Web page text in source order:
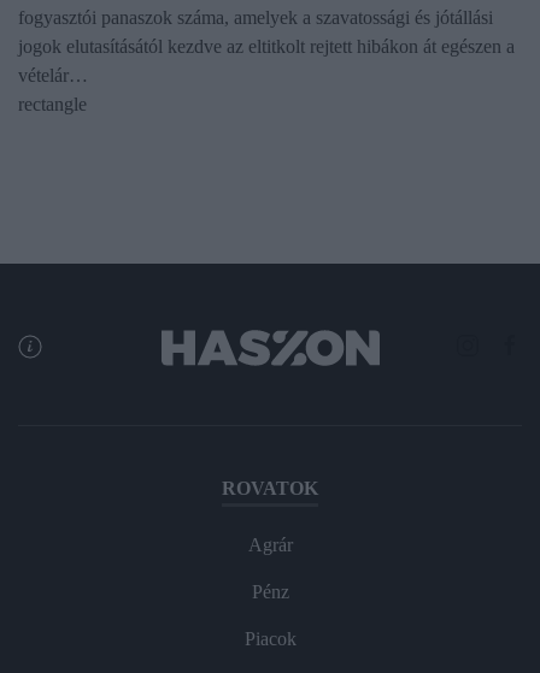
fogyasztói panaszok száma, amelyek a szavatossági és jótállási
jogok elutasításától kezdve az eltitkolt rejtett hibákon át egészen a
vételár…
rectangle
ROVATOK
Agrár
Pénz
Piacok